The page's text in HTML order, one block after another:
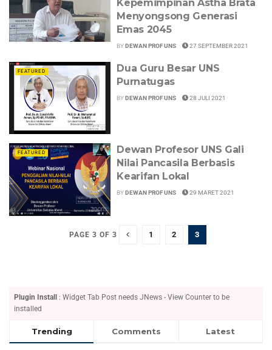
Kepemimpinan Astha Brata
Menyongsong Generasi
Emas 2045
BYDEWAN PROF UNS 27 SEPTEMBER 2021
FEATURED
Dua Guru Besar UNS
Purnatugas
BYDEWAN PROF UNS 28 JULI 2021
FEATURED
Dewan Profesor UNS Gali
Nilai Pancasila Berbasis
Kearifan Lokal
BYDEWAN PROF UNS 29 MARET 2021
PAGE 3 OF 3 1 2 3
Plugin Install : Widget Tab Post needs JNews - View Counter to be
installed
Trending Comments Latest